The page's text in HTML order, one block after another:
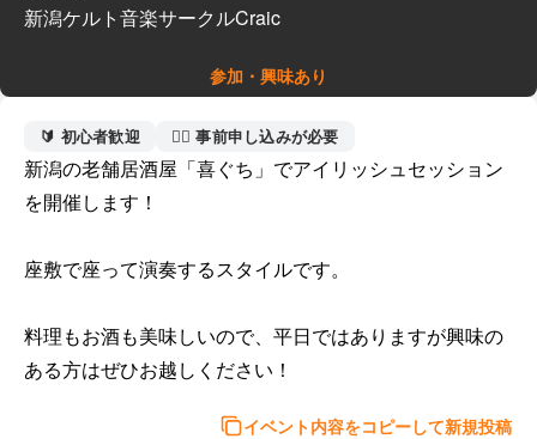
新潟ケルト音楽サークルCraic
参加・興味あり
🔰 初心者歓迎 🙋‍♀️ 事前申し込みが必要
新潟の老舗居酒屋「喜ぐち」でアイリッシュセッション
を開催します！
座敷で座って演奏するスタイルです。
料理もお酒も美味しいので、平日ではありますが興味の
ある方はぜひお越しください！
イベント内容をコピーして新規投稿